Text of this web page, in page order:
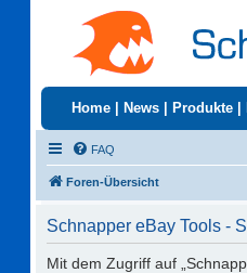
Home News Produkte
FAQ
Foren-Übersicht
Schnapper eBay Tools -
Mit dem Zugriff auf